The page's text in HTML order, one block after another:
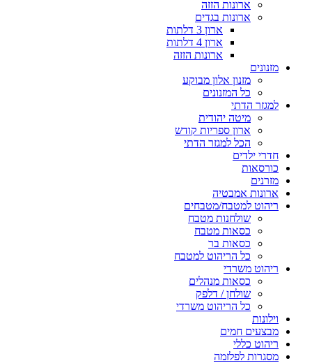
ארונות הזזה
ארונות בגדים
ארון 3 דלתות
ארון 4 דלתות
ארונות הזזה
מזנונים
מזנון אלון מבוקע
כל המזנונים
למגזר הדתי
מיטה יהודית
ארון ספריות קודש
הכל למגזר הדתי
חדרי ילדים
כורסאות
מזרנים
ארונות אמבטיה
ריהוט למטבח/מטבחים
שולחנות מטבח
כסאות מטבח
כסאות בר
כל הריהוט למטבח
ריהוט משרדי
כסאות מנהלים
שולחן / דלפק
כל הריהוט משרדי
וילונות
מבצעים חמים
ריהוט כללי
מסגרות לפלזמה